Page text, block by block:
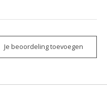
Je beoordeling toevoegen